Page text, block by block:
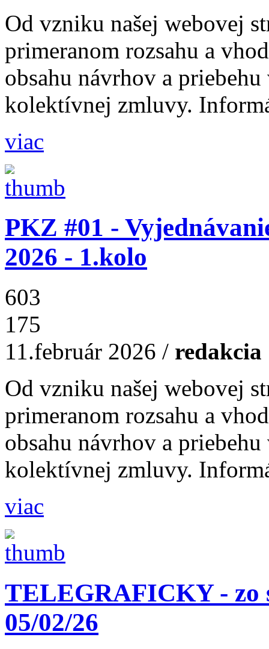
Od vzniku našej webovej
primeranom rozsahu a
obsahu návrhov a
kolektívnej zmluvy.
viac
PKZ #01 -
2026 - 1.kolo
603
175
11.február 2026 / redakcia
Od vzniku našej webovej
primeranom rozsahu a
obsahu návrhov a
kolektívnej zmluvy.
viac
TELEGRAFICKY - zo
05/02/26